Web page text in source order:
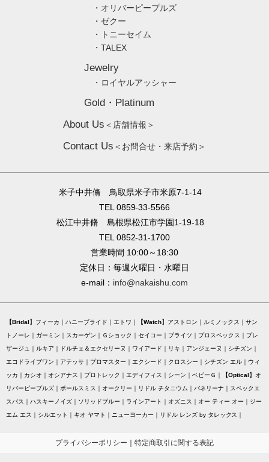
・オリバーピープルズ
・ゼクー
・トニーセイム
・TALEX
Jewelry
・ロイヤルアッシャー
Gold・Platinum
About Us ＜店舗情報＞
Contact Us ＜お問合せ・来店予約＞
米子中井脩 鳥取県米子市米原7-1-14
TEL 0859-33-5566
松江中井脩 島根県松江市学園1-19-18
TEL 0852-31-1700
営業時間 10:00～18:30
定休日：毎週火曜日・水曜日
e-mail： info@nakaishu.com
Bridal フィーカ ハニーブライド エトワ Watch アストロン ルミノックス
サン
トノーレ
ガーミン スカーゲン Ｇショック セイコー ブライツ プロスペックス
プレ
ザージュ
ルキア ドルチェ＆エクセリーヌ ワイアード リキ アンジェーヌ
シチズン
エコドライブワン
アテッサ プロマスター エクシード クロスシー シチズン エル
ウィ
ッカ
カシオ オシアナス プロトレック エディフィス シーン ベビーＧ Optical
オ
リバーピープルズ
ポールスミス オークリー リドル チタニウム バネリーナ
スペックエ
スパス
ハスキーノイズ ソリッドブルー ラインアート オズニス オー ティー オー
ジー
エム エス
シルエット キオ ヤマト ニューヨーカー リドル レンズ by タレックス
プライバシーポリシー 特定商取引に関する表記